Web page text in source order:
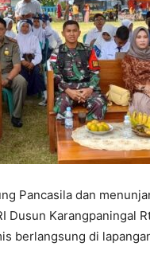
Pancasila dan
Dusun Karangpaningal
berlangsung di